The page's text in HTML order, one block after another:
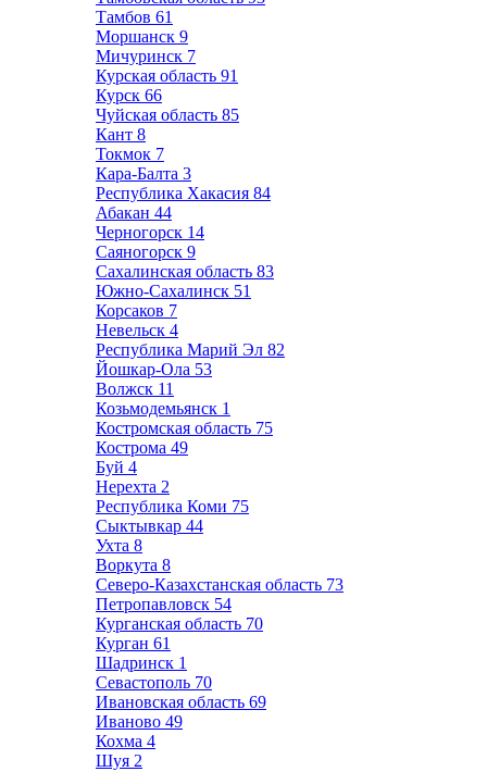
Тамбов 61
Моршанск 9
Мичуринск 7
Курская область 91
Курск 66
Чуйская область 85
Кант 8
Токмок 7
Кара-Балта 3
Республика Хакасия 84
Абакан 44
Черногорск 14
Саяногорск 9
Сахалинская область 83
Южно-Сахалинск 51
Корсаков 7
Невельск 4
Республика Марий Эл 82
Йошкар-Ола 53
Волжск 11
Козьмодемьянск 1
Костромская область 75
Кострома 49
Буй 4
Нерехта 2
Республика Коми 75
Сыктывкар 44
Ухта 8
Воркута 8
Северо-Казахстанская область 73
Петропавловск 54
Курганская область 70
Курган 61
Шадринск 1
Севастополь 70
Ивановская область 69
Иваново 49
Кохма 4
Шуя 2